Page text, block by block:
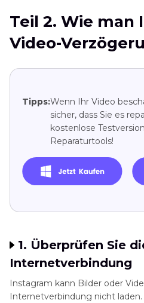
Teil 2. Wie man
Video-
Tipps:Wenn Ihr Video
sicher, dass Sie es
kostenlose
Reparaturtools!
1. Überprüfen Sie
Internetverbindung
Instagram kann Bilder oder
Internetverbindung nicht